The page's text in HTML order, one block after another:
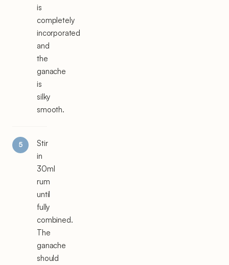
is
completely
incorporated
and
the
ganache
is
silky
smooth.
Stir
in
30ml
rum
until
fully
combined.
The
ganache
should